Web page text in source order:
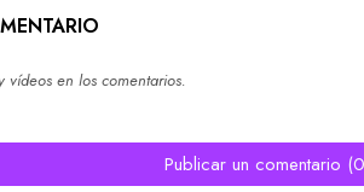
vídeos en los comentarios.
Publicar un comentario